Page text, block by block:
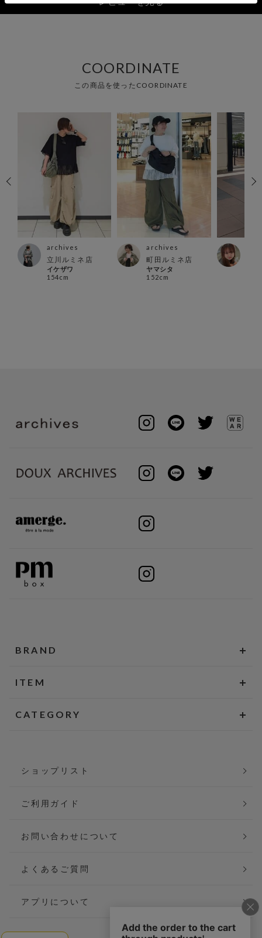
COORDINATE
この商品を使ったCOORDINATE
archives
立川ルミネ店
イケザワ
154cm
archives
町田ルミネ店
ヤマシタ
152cm
BRAND
ITEM
CATEGORY
ショップリスト
ご利用ガイド
お問い合わせについて
よくあるご質問
アプリについて